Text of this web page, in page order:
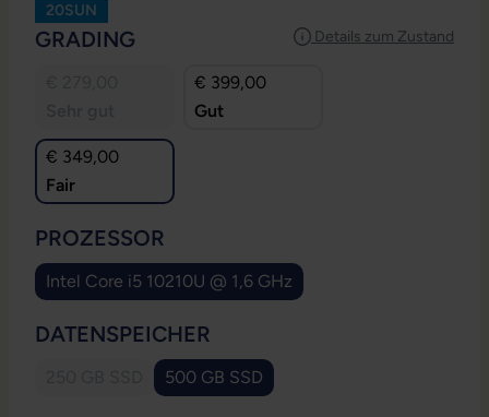
20SUN
Details zum Zustand
GRADING
€ 399,00
Gut
€ 349,00
Fair
PROZESSOR
Intel Core i5 10210U @ 1,6 GHz
DATENSPEICHER
(Diese Option ist zurzeit nicht verfügbar.)
500 GB SSD